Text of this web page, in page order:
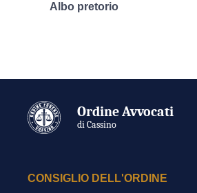
Albo pretorio
Ordine Avvocati
di Cassino
CONSIGLIO DELL'ORDINE